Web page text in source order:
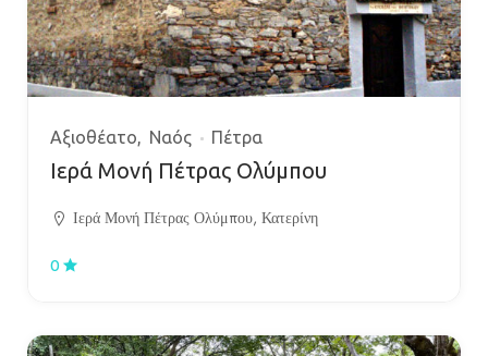
Αξιοθέατο Ναός Πέτρα
Ιερά Μονή Πέτρας Ολύμπου
Ιερά Μονή Πέτρας Ολύμπου, Κατερίνη
0